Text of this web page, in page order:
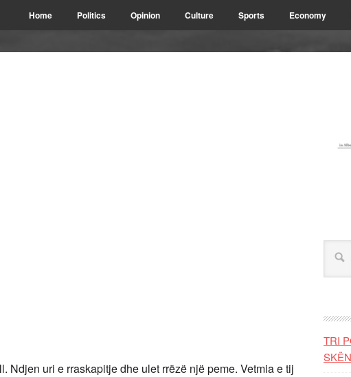
Home Politics Opinion Culture Sports Economy
Ndjen uri e rraskapitje dhe ulet rrëzë një peme. Vetmia e tij
TRI